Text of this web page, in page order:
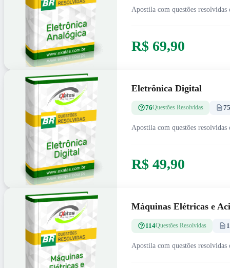
Apostila com questões
R$ 69,90
Eletrônica Digital
76Questões Resolvidas 75
Apostila com questões
R$ 49,90
Máquinas Elétricas e
114Questões Resolvidas
Apostila com questões